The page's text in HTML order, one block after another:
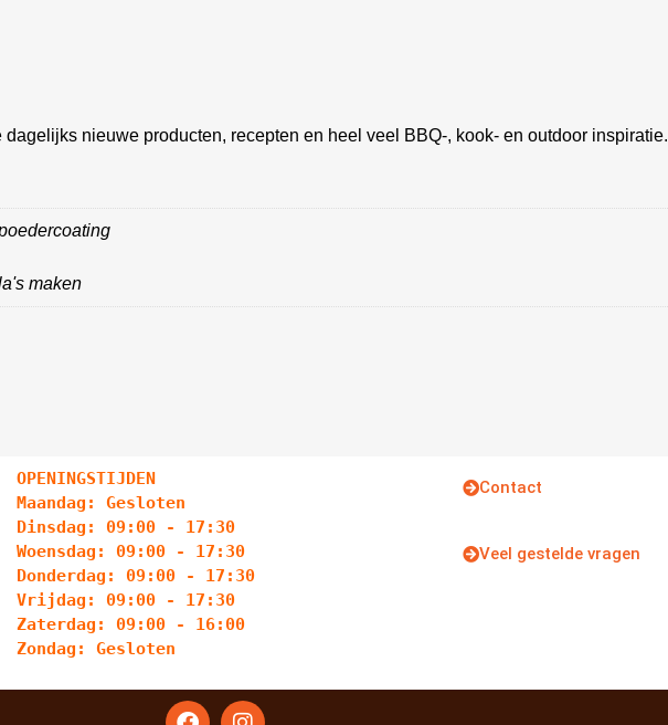
dagelijks nieuwe producten, recepten en heel veel BBQ-, kook- en outdoor inspiratie.
maken
OPENINGSTIJDEN
Maandag: Gesloten
Dinsdag: 09:00 - 17:30
Woensdag: 09:00 - 17:30
Donderdag: 09:00 - 17:30
Vrijdag: 09:00 - 17:30
Zaterdag: 09:00 - 16:00
Zondag: Gesloten
Contact
Veel gestelde vragen